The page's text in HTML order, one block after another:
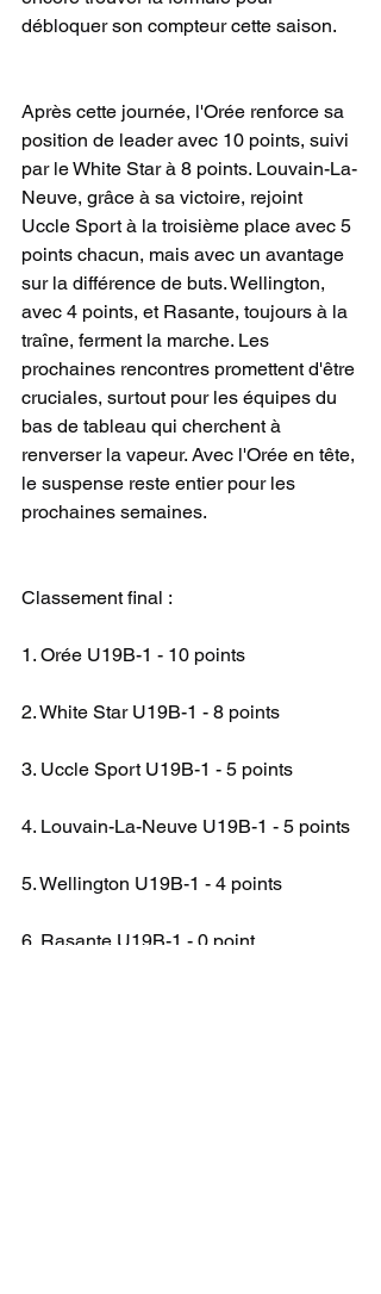
débloquer son compteur cette saison.
Après cette journée, l'Orée renforce sa
position de leader avec 10 points, suivi
par le White Star à 8 points. Louvain-La-
Neuve, grâce à sa victoire, rejoint
Uccle Sport à la troisième place avec 5
points chacun, mais avec un avantage
sur la différence de buts. Wellington,
avec 4 points, et Rasante, toujours à la
traîne, ferment la marche. Les
prochaines rencontres promettent d'être
cruciales, surtout pour les équipes du
bas de tableau qui cherchent à
renverser la vapeur. Avec l'Orée en tête,
le suspense reste entier pour les
prochaines semaines.
Classement final :
1. Orée U19B-1 - 10 points
2. White Star U19B-1 - 8 points
3. Uccle Sport U19B-1 - 5 points
4. Louvain-La-Neuve U19B-1 - 5 points
5. Wellington U19B-1 - 4 points
6. Rasante U19B-1 - 0 point